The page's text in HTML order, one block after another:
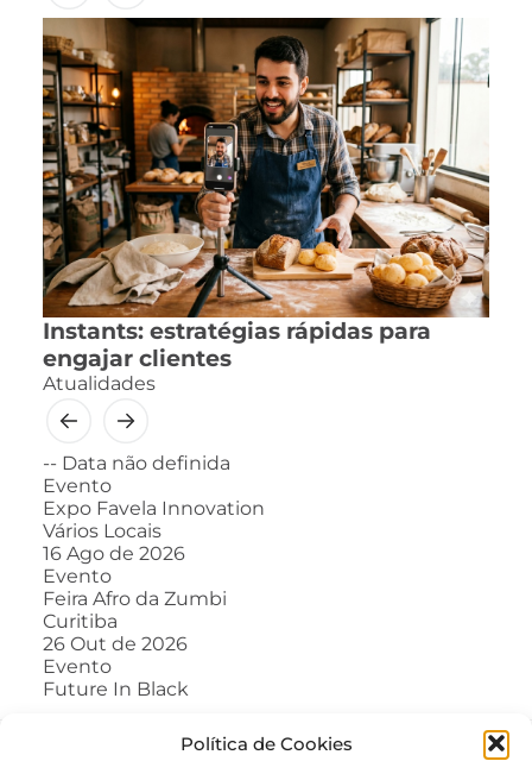
Política de Cookies
Instants: estratégias rápidas para
engajar clientes
Atualidades
-- Data não definida
Evento
Expo Favela Innovation
Vários Locais
16 Ago de 2026
Evento
Feira Afro da Zumbi
Curitiba
26 Out de 2026
Evento
Future In Black